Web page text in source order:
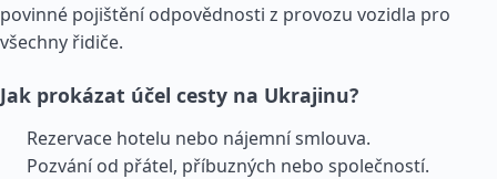
povinné pojištění odpovědnosti z provozu vozidla pro
všechny řidiče.
Jak prokázat účel cesty na Ukrajinu?
Rezervace hotelu nebo nájemní smlouva.
Pozvání od přátel, příbuzných nebo společností.